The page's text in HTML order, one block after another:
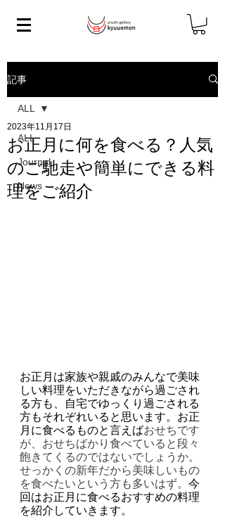
記事
ALL
Journal
News
ALL
お正月に何を食べる？人気
のご馳走や簡単にできる料
理をご紹介
2023年11月17日
お正月は家族や親戚のみんなで美味
しい料理をいただきながら過ごされ
る方も、自宅でゆっくり過ごされる
方もそれぞれいると思います。お正
月に食べるものと言えばおせちです
が、おせちばかり食べていると段々
飽きてくるのではないでしょうか。
せっかくの新年だから美味しいもの
を食べたいという方も多いはず。 今
回はお正月に食べるおすすめの料理
を紹介していきます。